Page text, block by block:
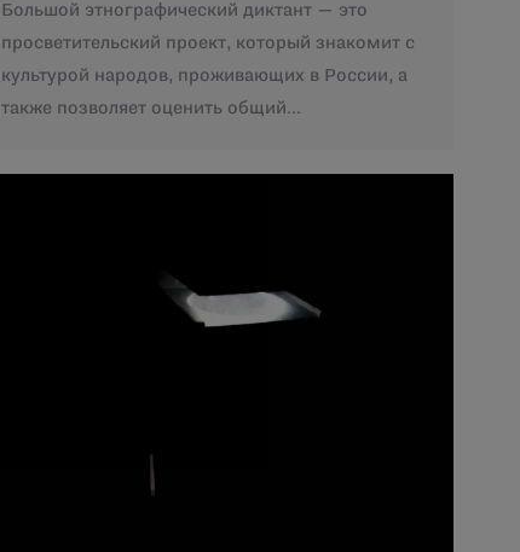
Большой этнографический диктант — это
просветительский проект, который знакомит с
культурой народов, проживающих в России, а
также позволяет оценить общий…